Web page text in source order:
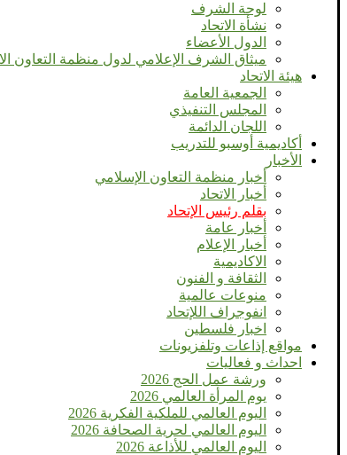
لوحة الشرف
نشأة الاتحاد
الدول الأعضاء
ميثاق الشرف الإعلامي لدول منظمة التعاون
هيئة الاتحاد
الجمعية العامة
المجلس التنفيذي
اللجان الدائمة
أكاديمية أوسبو للتدريب
الأخبار
أخبار منظمة التعاون الإسلامي
أخبار الاتحاد
بقلم رئيس الإتحاد
أخبار عامة
أخبار الإعلام
الاكاديمية
الثقافة و الفنون
منوعات عالمية
انفوجراف اللإتحاد
اخبار فلسطين
مواقع إذاعات وتلفزيونات
احداث و فعاليات
ورشة عمل الحج 2026
يوم المرأة العالمي 2026
اليوم العالمي للملكية الفكرية 2026
اليوم العالمي لحرية الصحافة 2026
اليوم العالمي للأذاعة 2026